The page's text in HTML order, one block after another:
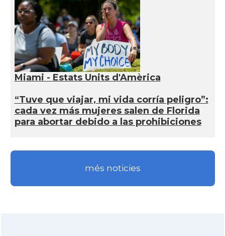
Miami - Estats Units d'Amèrica
“Tuve que viajar, mi vida corría peligro”:
cada vez más mujeres salen de Florida
para abortar debido a las prohibiciones
més noticies